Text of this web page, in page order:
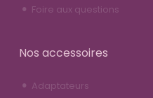
Foire aux questions
Nos accessoires
Adaptateurs